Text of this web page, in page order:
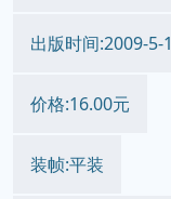
出版时间:2009-5-1
价格:16.00元
装帧:平装